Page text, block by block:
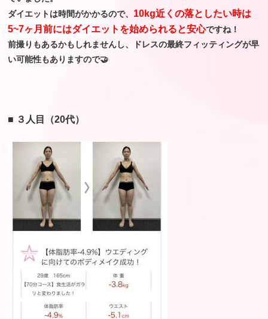
ダイエットは時間がかかるので、 10kg近くの落としたい時は
5~7ヶ月前にはダイエットを始められると安心ですね！
前撮りもあるかもしれませんし、ドレスの最終フィッティングが早
い可能性もありますので🤝
■ ３人目（20代）